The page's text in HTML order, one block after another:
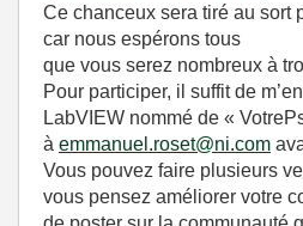
Ce chanceux sera tiré au sort
car nous espérons tous
que vous serez nombreux à
Pour participer, il suffit de
LabVIEW nommé de «
à emmanuel.roset@ni.com
Vous pouvez faire plusieurs
vous pensez améliorer votre